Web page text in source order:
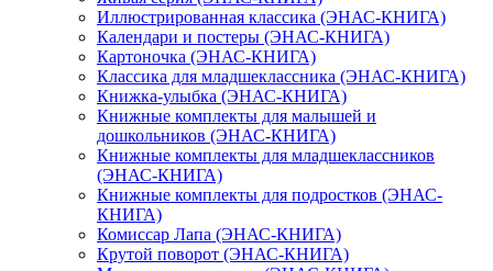
Иллюстрированная классика (ЭНАС-КНИГА)
Календари и постеры (ЭНАС-КНИГА)
Картоночка (ЭНАС-КНИГА)
Классика для младшеклассника (ЭНАС-КНИГА)
Книжка-улыбка (ЭНАС-КНИГА)
Книжные комплекты для малышей и
дошкольников (ЭНАС-КНИГА)
Книжные комплекты для младшеклассников
(ЭНАС-КНИГА)
Книжные комплекты для подростков (ЭНАС-
КНИГА)
Комиссар Лапа (ЭНАС-КНИГА)
Крутой поворот (ЭНАС-КНИГА)